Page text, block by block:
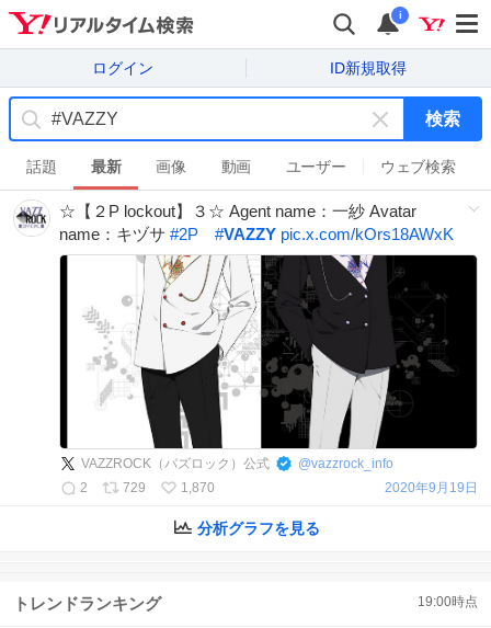
i
ログイン ID新規取得
キ
ー
ワ
ー
ド
を
消
検索
話題 最新 画像 動画 ユーザー ウェブ検索
☆【２P lockout】３☆ Agent name：一紗 Avatar
name：キヅサ #2P #VAZZY pic.x.com/kOrs18AWxK
VAZZROCK（バズロック）公式 @vazzrock_info
2
729 1,870 2020年9月19日
分析グラフを見る
トレンドランキング 19:00時点